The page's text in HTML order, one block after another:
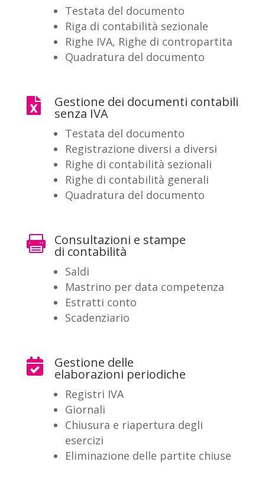
Testata del documento
Riga di contabilità sezionale
Righe IVA, Righe di contropartita
Quadratura del documento
 Gestione dei documenti contabili
senza IVA
Testata del documento
Registrazione diversi a diversi
Righe di contabilità sezionali
Righe di contabilità generali
Quadratura del documento
 Consultazioni e stampe
di contabilità
Saldi
Mastrino per data competenza
Estratti conto
Scadenziario
 Gestione delle
elaborazioni periodiche
Registri IVA
Giornali
Chiusura e riapertura degli
esercizi
Eliminazione delle partite chiuse